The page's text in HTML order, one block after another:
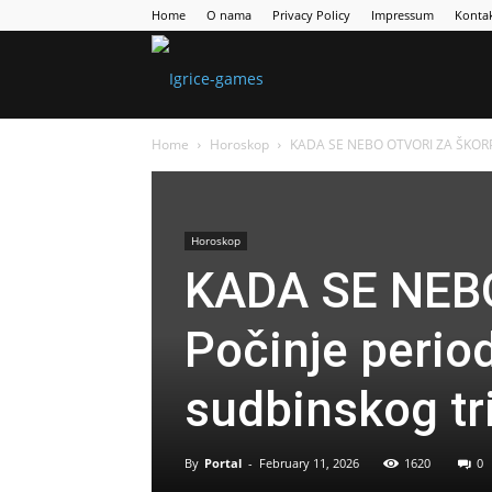
Home O nama Privacy Policy Impressum
Home Horoskop KADA SE NEBO OTVORI ZA
Horoskop
KADA SE
Počinje
sudbinskog
By Portal - February 11, 2026 1620 0